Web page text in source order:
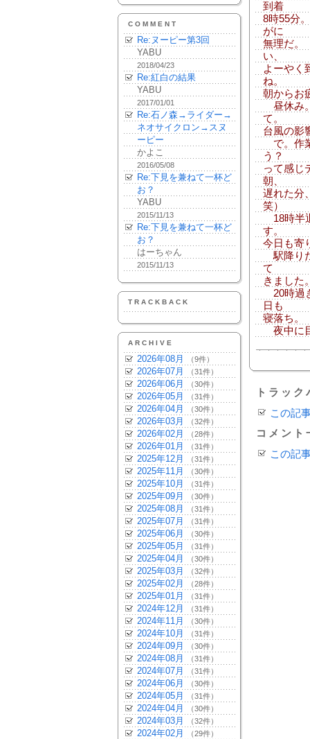
COMMENT
Re:ヌーピー第3回
YABU
2018/04/23
Re:紅白の結果
YABU
2017/01/01
Re:石ノ森→ライダー→
ネオサイクロン→スヌ
ーピー
かよこ
2016/05/08
Re:下見を兼ねて一杯ど
お？
YABU
2015/11/13
Re:下見を兼ねて一杯ど
お？
はーちゃん
2015/11/13
TRACKBACK
ARCHIVE
2026年08月 （9件）
2026年07月 （31件）
2026年06月 （30件）
2026年05月 （31件）
2026年04月 （30件）
2026年03月 （32件）
2026年02月 （28件）
2026年01月 （31件）
2025年12月 （31件）
2025年11月 （30件）
2025年10月 （31件）
2025年09月 （30件）
2025年08月 （31件）
2025年07月 （31件）
2025年06月 （30件）
2025年05月 （31件）
2025年04月 （30件）
2025年03月 （32件）
2025年02月 （28件）
2025年01月 （31件）
2024年12月 （31件）
2024年11月 （30件）
2024年10月 （31件）
2024年09月 （30件）
2024年08月 （31件）
2024年07月 （31件）
2024年06月 （30件）
2024年05月 （31件）
2024年04月 （30件）
2024年03月 （32件）
2024年02月 （29件）
到着
8時55分
がに
無理だ。
い、
よーやく
ね。
朝からお
昼休み
て。
台風の影
で。作
う？
って感じ
朝、
遅れた分
笑）
18時半
す。
今日も寄
駅降り
て
きました
20時過
日も
寝落ち。
夜中に
トラッ
この記
コメント
この記